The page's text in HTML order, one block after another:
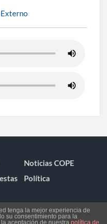
Noticias COPE
Política
tenga la mejor experiencia de
su consentimiento para la
aceptación de nuestra política de